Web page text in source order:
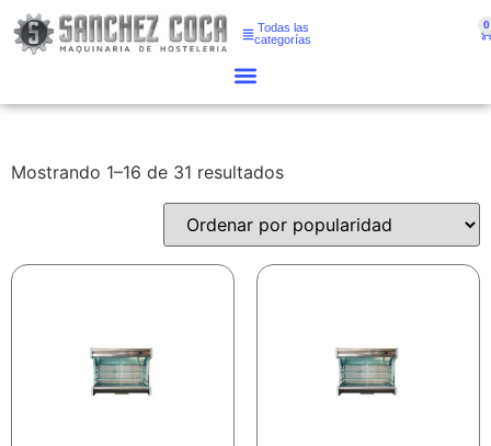
Todas las
categorías
0
Mostrando 1–16 de 31 resultados